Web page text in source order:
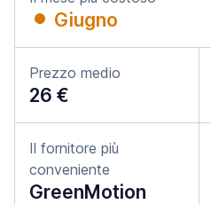
Giugno
Prezzo medio
26 €
Il fornitore più
conveniente
GreenMotion